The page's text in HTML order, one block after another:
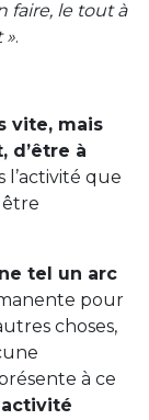
faire, le tout à
».
vite, mais
d’être à
l’activité que
être
tel un arc
pour
choses,
à ce
activité